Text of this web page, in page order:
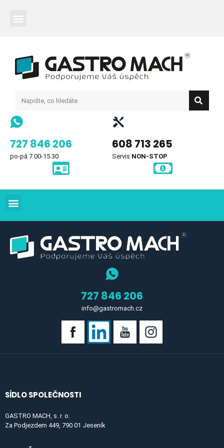
727 846 206
po-pá 7.00-15.30
608 713 265
Servis NON-STOP
727 846 206
info@gastromach.cz
SÍDLO SPOLEČNOSTI
GASTRO MACH, s. r. o.
Za Podjezdem 449, 790 01 Jeseník